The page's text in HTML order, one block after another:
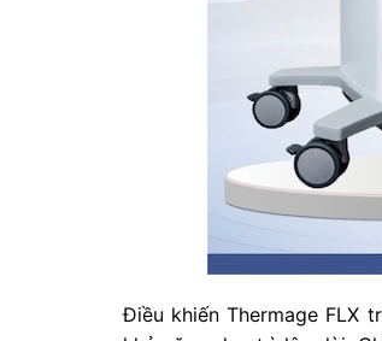
Điều khiến Thermage FLX